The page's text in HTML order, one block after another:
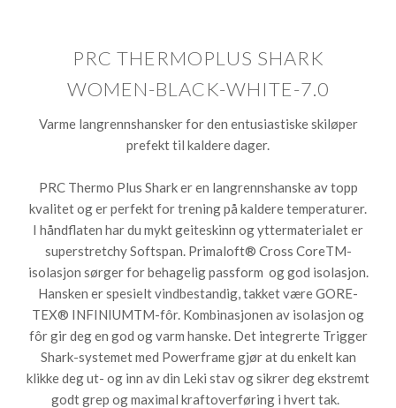
PRC THERMOPLUS SHARK
WOMEN-BLACK-WHITE-7.0
Varme langrennshansker for den entusiastiske skiløper
prefekt til kaldere dager.
PRC Thermo Plus Shark er en langrennshanske av topp
kvalitet og er perfekt for trening på kaldere temperaturer.
I håndflaten har du mykt geiteskinn og yttermaterialet er
superstretchy Softspan. Primaloft® Cross CoreTM-
isolasjon sørger for behagelig passform og god isolasjon.
Hansken er spesielt vindbestandig, takket være GORE-
TEX® INFINIUMTM-fôr. Kombinasjonen av isolasjon og
fôr gir deg en god og varm hanske. Det integrerte Trigger
Shark-systemet med Powerframe gjør at du enkelt kan
klikke deg ut- og inn av din Leki stav og sikrer deg ekstremt
godt grep og maximal kraftoverføring i hvert tak.